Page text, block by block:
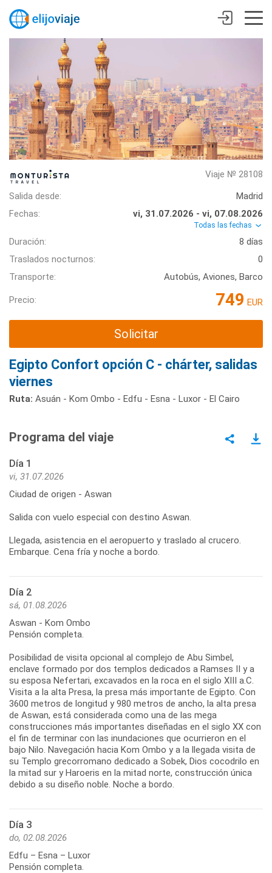
Viaje № 28108
Salida desde:
Madrid
Fechas:
vi, 31.07.2026 - vi, 07.08.2026
Todas las fechas
Duración:
8 días
Traslados nocturnos:
0
Transporte:
Autobús, Aviones, Barco
Precio: 749 EUR
Solicitar
Egipto Confort opción C - chárter, salidas
viernes
Ruta: Asuán - Kom Ombo - Edfu - Esna - Luxor - El Cairo
Programa del viaje
Día 1
vi, 31.07.2026
Ciudad de origen - Aswan
Salida con vuelo especial con destino Aswan.
Llegada, asistencia en el aeropuerto y traslado al crucero.
Embarque. Cena fría y noche a bordo.
Día 2
sá, 01.08.2026
Aswan - Kom Ombo
Pensión completa.
Posibilidad de visita opcional al complejo de Abu Simbel,
enclave formado por dos templos dedicados a Ramses II y a
su esposa Nefertari, excavados en la roca en el siglo XIII a.C.
Visita a la alta Presa, la presa más importante de Egipto. Con
3600 metros de longitud y 980 metros de ancho, la alta presa
de Aswan, está considerada como una de las mega
construcciones más importantes diseñadas en el siglo XX con
el fin de terminar con las inundaciones que ocurrieron en el
bajo Nilo. Navegación hacia Kom Ombo y a la llegada visita de
su Templo grecorromano dedicado a Sobek, Dios cocodrilo en
la mitad sur y Haroeris en la mitad norte, construcción única
debido a su diseño noble. Noche a bordo.
Día 3
do, 02.08.2026
Edfu – Esna – Luxor
Pensión completa.